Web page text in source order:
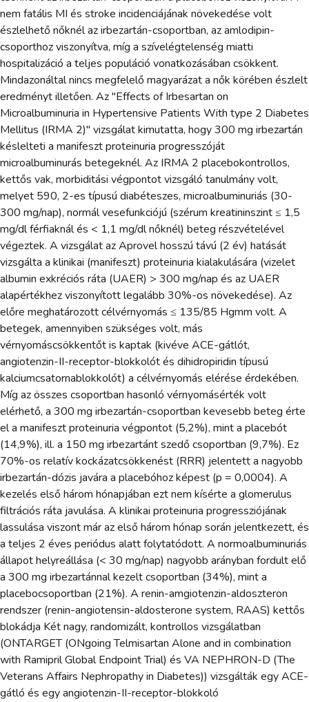
nem fatális MI és stroke incidenciájának növekedése volt
észlelhető nőknél az irbezartán-csoportban, az amlodipin-
csoporthoz viszonyítva, míg a szívelégtelenség miatti
hospitalizáció a teljes populáció vonatkozásában csökkent.
Mindazonáltal nincs megfelelő magyarázat a nők körében észlelt
eredményt illetően. Az "Effects of Irbesartan on
Microalbuminuria in Hypertensive Patients With type 2 Diabetes
Mellitus (IRMA 2)" vizsgálat kimutatta, hogy 300 mg irbezartán
késlelteti a manifeszt proteinuria progresszóját
microalbuminurás betegeknél. Az IRMA 2 placebokontrollos,
kettős vak, morbiditási végpontot vizsgáló tanulmány volt,
melyet 590, 2-es típusú diabéteszes, microalbuminuriás (30-
300 mg/nap), normál vesefunkciójú (szérum kreatininszint ≤ 1,5
mg/dl férfiaknál és < 1,1 mg/dl nőknél) beteg részvételével
végeztek. A vizsgálat az Aprovel hosszú távú (2 év) hatását
vizsgálta a klinikai (manifeszt) proteinuria kialakulására (vizelet
albumin exkréciós ráta (UAER) > 300 mg/nap és az UAER
alapértékhez viszonyított legalább 30%-os növekedése). Az
előre meghatározott célvérnyomás ≤ 135/85 Hgmm volt. A
betegek, amennyiben szükséges volt, más
vérnyomáscsökkentőt is kaptak (kivéve ACE-gátlót,
angiotenzin-II-receptor-blokkolót és dihidropiridin típusú
kalciumcsatornablokkolót) a célvérnyomás elérése érdekében.
Míg az összes csoportban hasonló vérnyomásérték volt
elérhető, a 300 mg irbezartán-csoportban kevesebb beteg érte
el a manifeszt proteinuria végpontot (5,2%), mint a placebót
(14,9%), ill. a 150 mg irbezartánt szedő csoportban (9,7%). Ez
70%-os relatív kockázatcsökkenést (RRR) jelentett a nagyobb
irbezartán-dózis javára a placebóhoz képest (p = 0,0004). A
kezelés első három hónapjában ezt nem kísérte a glomerulus
filtrációs ráta javulása. A klinikai proteinuria progressziójának
lassulása viszont már az első három hónap során jelentkezett, és
a teljes 2 éves periódus alatt folytatódott. A normoalbuminuriás
állapot helyreállása (< 30 mg/nap) nagyobb arányban fordult elő
a 300 mg irbezartánnal kezelt csoportban (34%), mint a
placebocsoportban (21%). A renin-amgiotenzin-aldoszteron
rendszer (renin-angiotensin-aldosterone system, RAAS) kettős
blokádja Két nagy, randomizált, kontrollos vizsgálatban
(ONTARGET (ONgoing Telmisartan Alone and in combination
with Ramipril Global Endpoint Trial) és VA NEPHRON-D (The
Veterans Affairs Nephropathy in Diabetes)) vizsgálták egy ACE-
gátló és egy angiotenzin-II-receptor-blokkoló